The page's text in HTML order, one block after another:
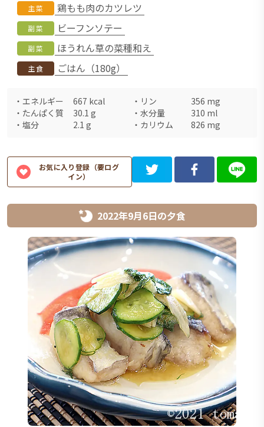
主菜 鶏もも肉のカツレツ
副菜 ビーフンソテー
副菜 ほうれん草の菜種和え
主食 ごはん（180g）
・ エネルギー 667 kcal ・ リン 356 mg
・ たんぱく質 30.1 g ・ 水分量 310 ml
・ 塩分 2.1 g ・ カリウム 826 mg
お気に入り登録（要ログ
イン）
2022年9月6日の夕食